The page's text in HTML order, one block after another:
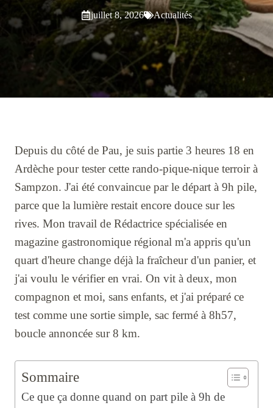
juillet 8, 2026 Actualités
Depuis du côté de Pau, je suis partie 3 heures 18 en
Ardèche pour tester cette rando-pique-nique terroir à
Sampzon. J'ai été convaincue par le départ à 9h pile,
parce que la lumière restait encore douce sur les
rives. Mon travail de Rédactrice spécialisée en
magazine gastronomique régional m'a appris qu'un
quart d'heure change déjà la fraîcheur d'un panier, et
j'ai voulu le vérifier en vrai. On vit à deux, mon
compagnon et moi, sans enfants, et j'ai préparé ce
test comme une sortie simple, sac fermé à 8h57,
boucle annoncée sur 8 km.
Sommaire
Ce que ça donne quand on part pile à 9h de